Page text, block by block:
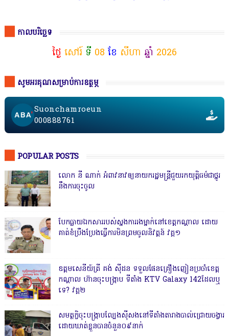
កាលបរិច្ឆេទ
ថ្ងៃ សៅរ៍ទី 08 ខែ សីហា ឆ្នាំ 2026
សូមអរគុណសម្រាប់ការឧត្ថម្ភ
Suonchamroeun
000888761
POPULAR POSTS
លោក នី ណាក់ អំពាវនាវឲ្យនាយករដ្ឋមន្ត្រីជួយរកយុត្តិធម៌ជាថ្នូរ
នឹងការចុះចូល
បែកធ្លាយឯកសាររបស់ស្នងការរងម្នាក់នៅខេត្តកណ្ដាល ដោយ
គាត់ខំប្រឹងប្រែងធ្វើការមិនព្រមចូលនិវត្តន៍ វគ្គ១
ឧត្តមសេនីយ៍ត្រី គង់ ស៊ីដន ទទួលផែនគ្រឿងញៀនប្រចាំខេត្ត
កណ្តាល ហ៊ានចុះបង្ក្រាប ទីតាំង KTV Galaxy 142ដែលឬ
ទេ? វគ្គ២
សមត្ថកិ្ចចុះបង្ក្រាបល្បែងស៊ីសងនៅទីតាំងតារាងបាល់ជ្រោយចង្វារ
ដោយឃាត់ខ្លួនបានចំនួន០៩នាក់